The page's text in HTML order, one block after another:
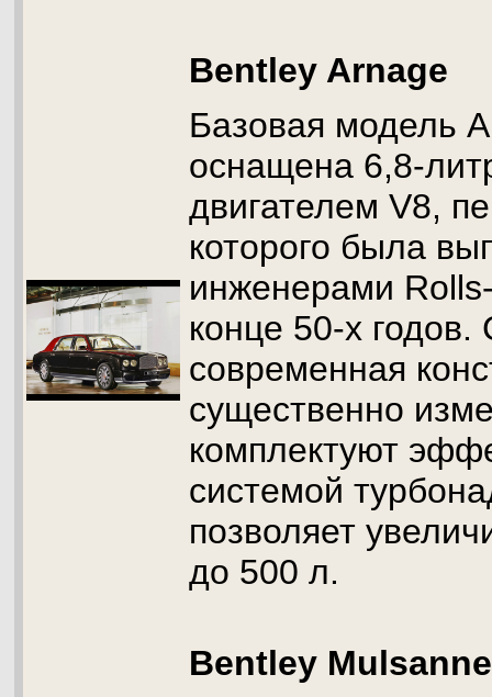
Bentley Arnage
Базовая модель
оснащена 6,8-
двигателем V8,
которого была
инженерами
конце 50-х годов.
современная
существенно
комплектуют
системой
позволяет
до 500 л.
Bentley